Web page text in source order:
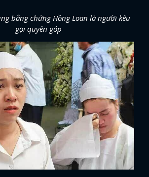
bằng chứng Hồng Loan là người kêu
gọi quyên góp